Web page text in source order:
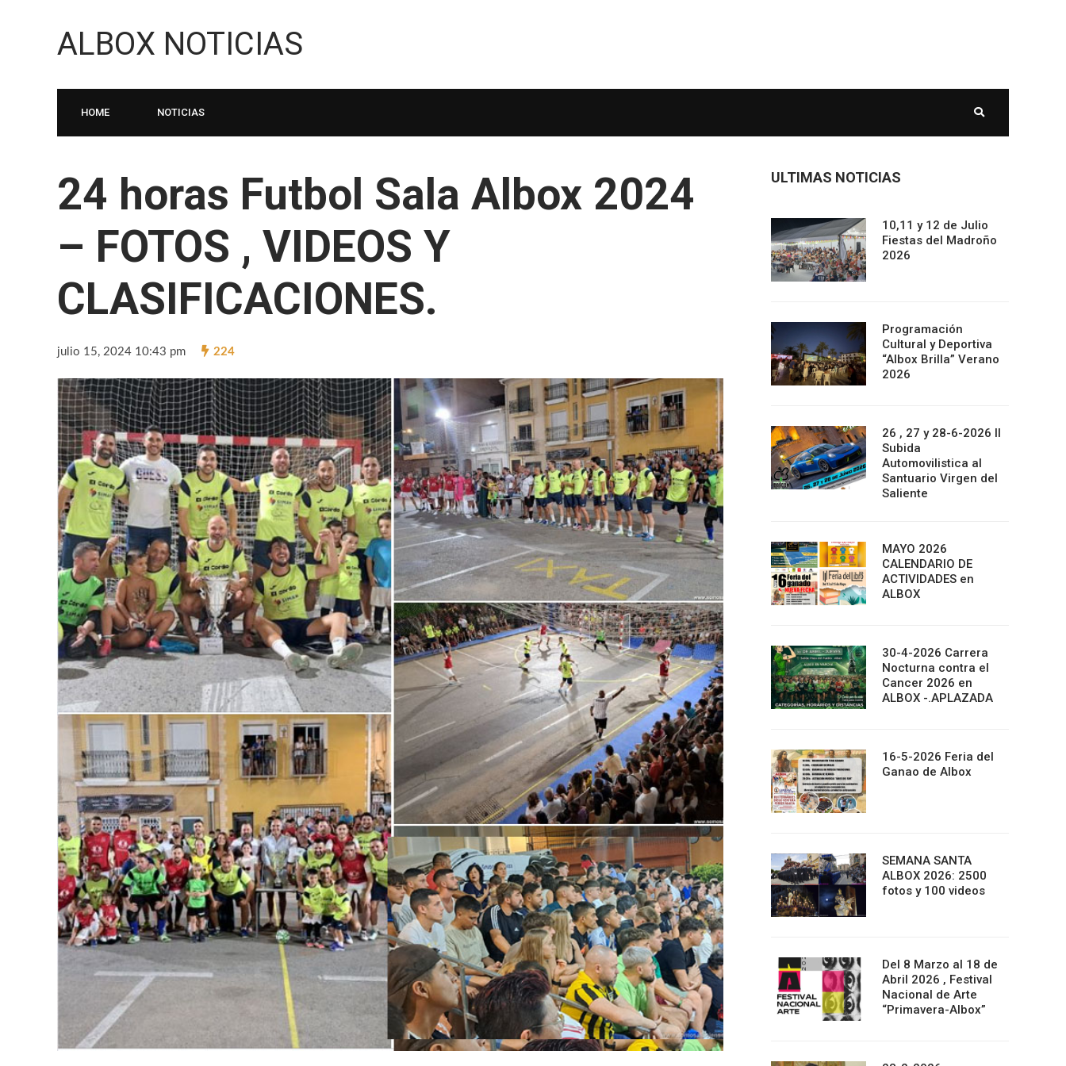
ALBOX NOTICIAS
HOME NOTICIAS
24 horas Futbol Sala Albox 2024
– FOTOS , VIDEOS Y
CLASIFICACIONES.
julio 15, 2024 10:43 pm 224
ULTIMAS NOTICIAS
10,11 y 12 de Julio
Fiestas del Madroño
2026
Programación
Cultural y Deportiva
“Albox Brilla” Verano
2026
26 , 27 y 28-6-2026 II
Subida
Automovilistica al
Santuario Virgen del
Saliente
MAYO 2026
CALENDARIO DE
ACTIVIDADES en
ALBOX
30-4-2026 Carrera
Nocturna contra el
Cancer 2026 en
ALBOX -.APLAZADA
16-5-2026 Feria del
Ganao de Albox
SEMANA SANTA
ALBOX 2026: 2500
fotos y 100 videos
Del 8 Marzo al 18 de
Abril 2026 , Festival
Nacional de Arte
“Primavera-Albox”